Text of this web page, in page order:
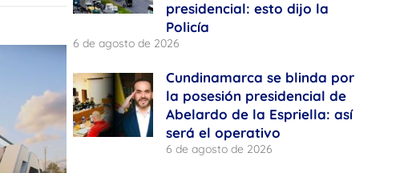
presidencial: esto dijo la
Policía
6 de agosto de 2026
Cundinamarca se blinda por
la posesión presidencial de
Abelardo de la Espriella: así
será el operativo
6 de agosto de 2026